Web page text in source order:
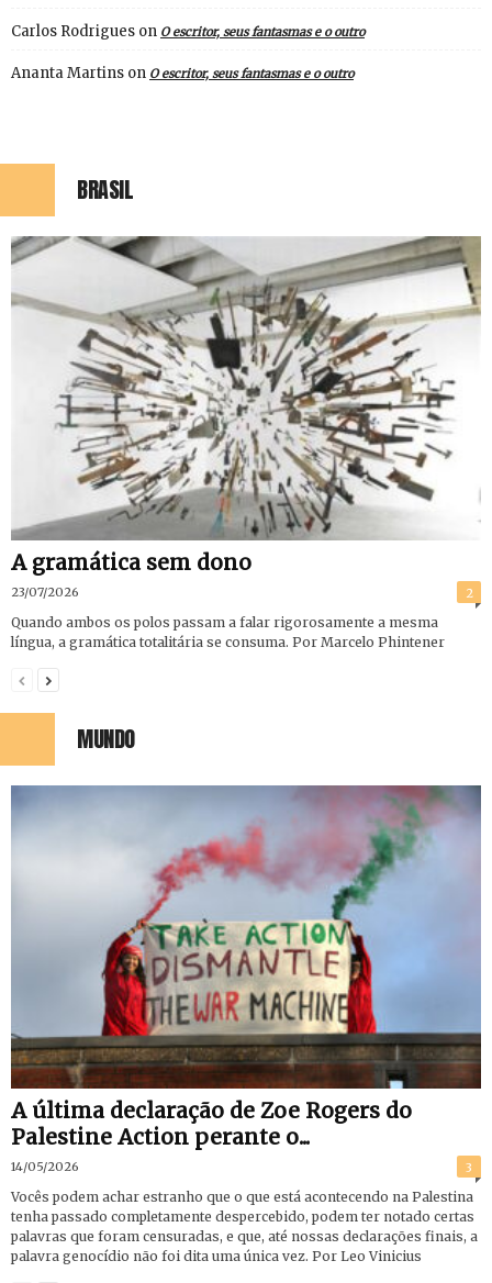
Carlos Rodrigues on O escritor, seus fantasmas e o outro
Ananta Martins on O escritor, seus fantasmas e o outro
BRASIL
A gramática sem dono
23/07/2026 2
Quando ambos os polos passam a falar rigorosamente a mesma
língua, a gramática totalitária se consuma. Por Marcelo Phintener
MUNDO
A última declaração de Zoe Rogers do
Palestine Action perante o...
14/05/2026 3
Vocês podem achar estranho que o que está acontecendo na Palestina
tenha passado completamente despercebido, podem ter notado certas
palavras que foram censuradas, e que, até nossas declarações finais, a
palavra genocídio não foi dita uma única vez. Por Leo Vinicius